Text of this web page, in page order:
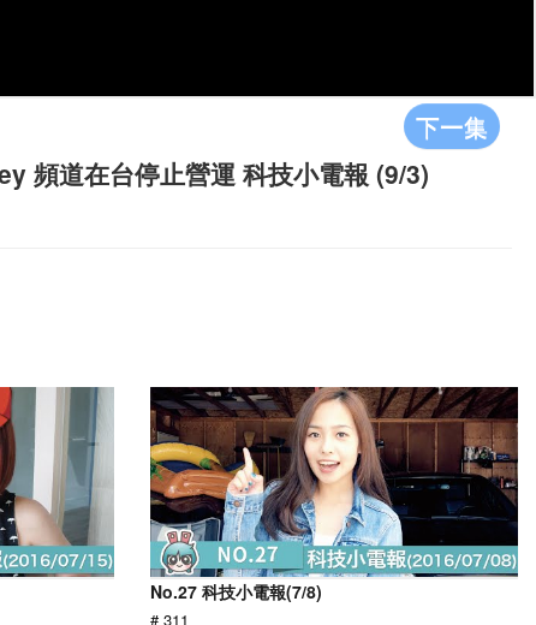
下一集
頻道在台停止營運 科技小電報 (9/3)
No.27 科技小電報(7/8)
# 311